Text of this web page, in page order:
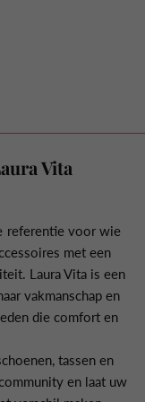
Vita
referentie voor wie
met een
Laura Vita is een
vakmanschap en
die comfort en
tassen en
en laat uw